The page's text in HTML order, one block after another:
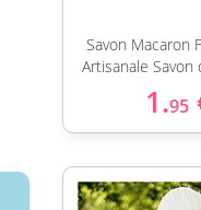
Savon Macaron
Artisanale
1.95